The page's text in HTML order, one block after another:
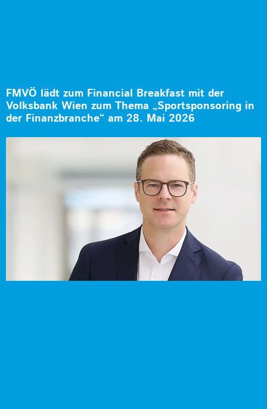
FMVÖ lädt zum Financial Breakfast mit der
Volksbank Wien zum Thema „Sportsponsoring in
der Finanzbranche“ am 28. Mai 2026